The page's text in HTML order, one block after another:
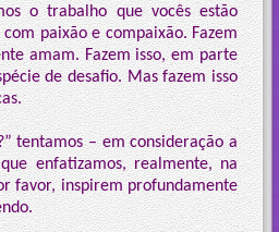
o trabalho que vocês estão
paixão e compaixão. Fazem
amam. Fazem isso, em parte
de desafio. Mas fazem isso
tentamos – em consideração a
enfatizamos, realmente, na
favor, inspirem profundamente